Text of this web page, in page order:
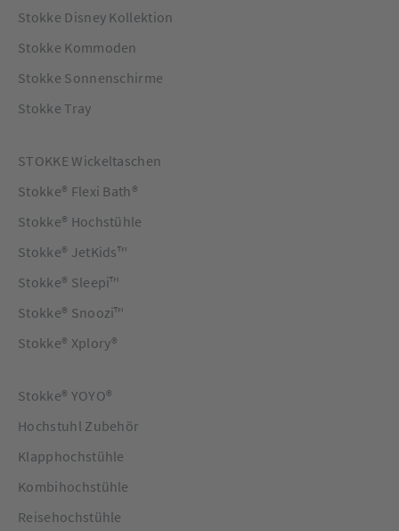
Stuhls und macht diesen zu einem einzigartigen Sitz. Es ist
Stokke Disney Kollektion
Stokke Kommoden
Stokke Sonnenschirme
Stokke Tray
STOKKE Wickeltaschen
Stokke® Flexi Bath®
Stokke® Hochstühle
Stokke® JetKids™
Stokke® Sleepi™
Stokke® Snoozi™
Stokke® Xplory®
Stokke® YOYO®
Hochstuhl Zubehör
Klapphochstühle
Kombihochstühle
Reisehochstühle